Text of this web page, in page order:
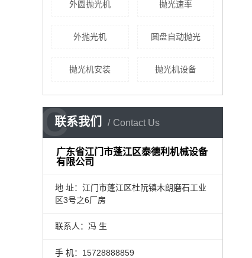
外圆抛光机 抛光速率
外抛光机 圆盘自动抛光
抛光机安装 抛光机设备
联系我们 Contact Us
C
广东省江门市蓬江区泰德利机械设备
有限公司
地 址： 江门市蓬江区杜阮镇木朗磨石工业
区3号之6厂房
联系人：冯 生
手 机：15728888859